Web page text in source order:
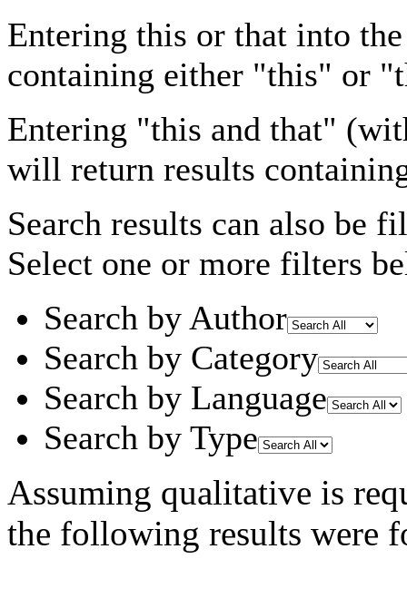
Entering this or that into
containing either "this" or
Entering "this and that"
will return results
Search results can also be
Select one or more filters
Search by Author
Search by Category
Search by Language
Search by Type
Assuming qualitative is
the following results were